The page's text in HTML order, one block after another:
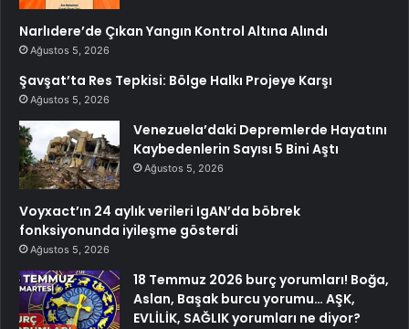
Narlıdere’de Çıkan Yangın Kontrol Altına Alındı
Ağustos 5, 2026
Şavşat’ta Res Tepkisi: Bölge Halkı Projeye Karşı
Ağustos 5, 2026
Venezuela’daki Depremlerde Hayatını
Kaybedenlerin Sayısı 5 Bini Aştı
Ağustos 5, 2026
Voyxact’ın 24 aylık verileri IgAN’da böbrek
fonksiyonunda iyileşme gösterdi
Ağustos 5, 2026
18 Temmuz 2026 burç yorumları! Boğa,
Aslan, Başak burcu yorumu… AŞK,
EVLİLİK, SAĞLIK yorumları ne diyor?